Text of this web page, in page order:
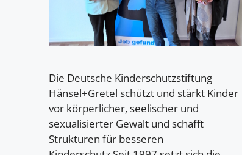
Die Deutsche Kinderschutzstiftung
Hänsel+Gretel schützt und stärkt Kinder
vor körperlicher, seelischer und
sexualisierter Gewalt und schafft
Strukturen für besseren